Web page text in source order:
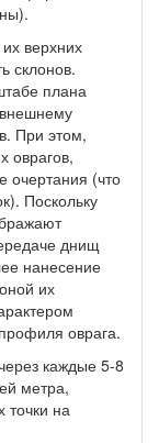
верхних
склонов.
плана
При этом,
оврагов,
очертания (что
Поскольку
днищ
нанесение
их
оврага.
каждые 5-8
метра,
точки на